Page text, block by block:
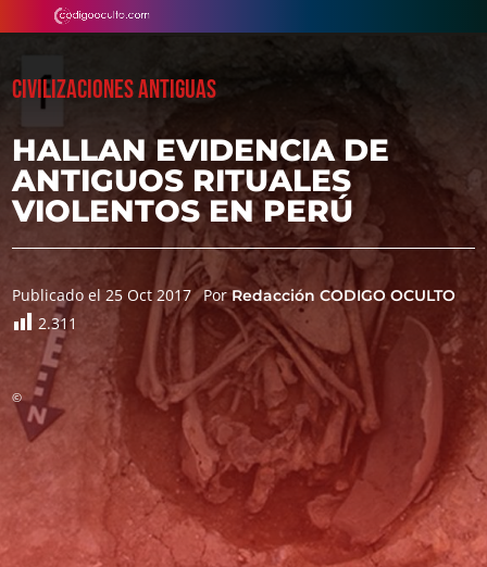
CIVILIZACIONES ANTIGUAS
HALLAN EVIDENCIA DE
ANTIGUOS RITUALES
VIOLENTOS EN PERÚ
Publicado el 25 Oct 2017 PorRedacción CODIGO OCULTO
2.311
©